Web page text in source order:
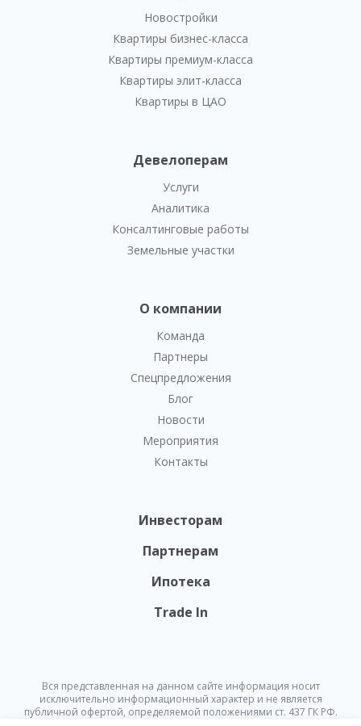
Новостройки
Квартиры бизнес-класса
Квартиры премиум-класса
Квартиры элит-класса
Квартиры в ЦАО
Девелоперам
Услуги
Аналитика
Консалтинговые работы
Земельные участки
О компании
Команда
Партнеры
Спецпредложения
Блог
Новости
Мероприятия
Контакты
Инвесторам
Партнерам
Ипотека
Trade In
Вся представленная на данном сайте информация носит
исключительно информационный характер и не является
публичной офертой, определяемой положениями ст. 437 ГК РФ.